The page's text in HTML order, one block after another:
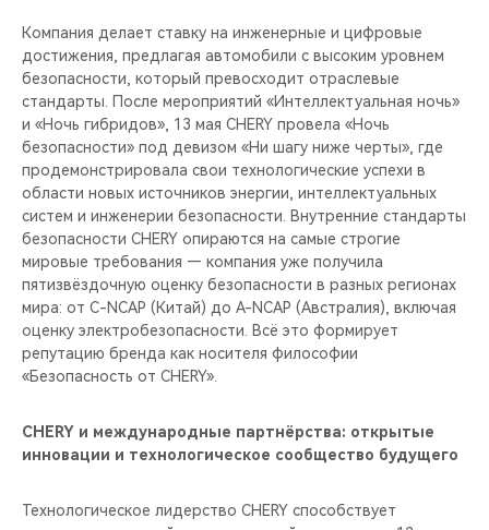
Компания делает ставку на инженерные и цифровые
достижения, предлагая автомобили с высоким уровнем
безопасности, который превосходит отраслевые
стандарты. После мероприятий «Интеллектуальная ночь»
и «Ночь гибридов», 13 мая CHERY провела «Ночь
безопасности» под девизом «Ни шагу ниже черты», где
продемонстрировала свои технологические успехи в
области новых источников энергии, интеллектуальных
систем и инженерии безопасности. Внутренние стандарты
безопасности CHERY опираются на самые строгие
мировые требования — компания уже получила
пятизвёздочную оценку безопасности в разных регионах
мира: от C-NCAP (Китай) до A-NCAP (Австралия), включая
оценку электробезопасности. Всё это формирует
репутацию бренда как носителя философии
«Безопасность от CHERY».
CHERY и международные партнёрства: открытые
инновации и технологическое сообщество будущего
Технологическое лидерство CHERY способствует